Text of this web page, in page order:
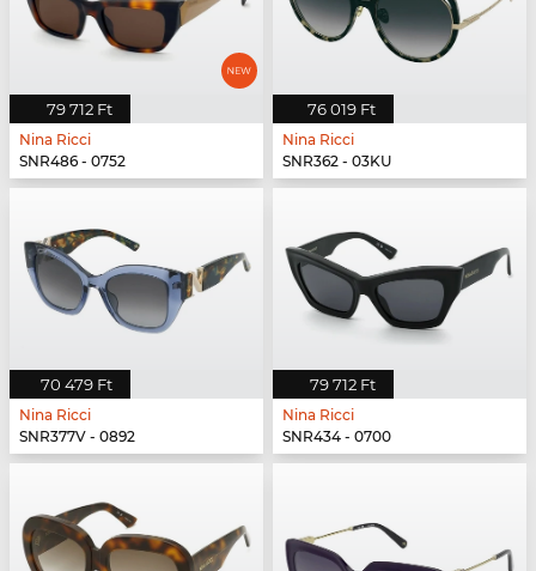
79 712 Ft
Nina Ricci
SNR486 - 0752
76 019 Ft
Nina Ricci
SNR362 - 03KU
70 479 Ft
Nina Ricci
SNR377V - 0892
79 712 Ft
Nina Ricci
SNR434 - 0700